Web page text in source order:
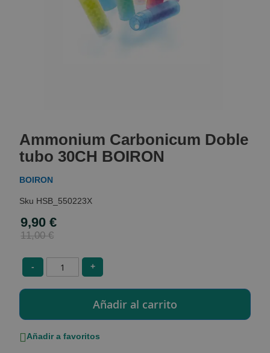
the
beginning
of
the
gallery
Ammonium Carbonicum Doble
tubo 30CH BOIRON
BOIRON
HSB_550223X
Special
Price
9,90 €
11,00 €
- +
Añadir a favoritos